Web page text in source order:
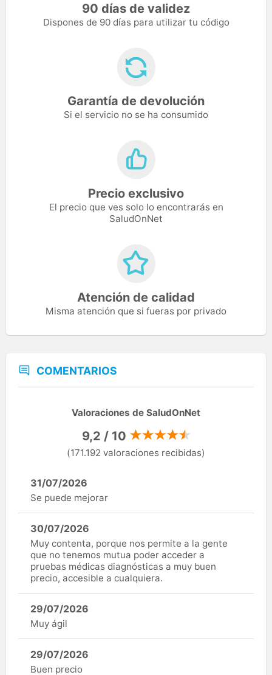
90 días de validez
Dispones de 90 días para utilizar tu código
Garantía de devolución
Si el servicio no se ha consumido
Precio exclusivo
El precio que ves solo lo encontrarás en
SaludOnNet
Atención de calidad
Misma atención que si fueras por privado
COMENTARIOS
Valoraciones de SaludOnNet
9,2 / 10
(171.192 valoraciones recibidas)
31/07/2026
Se puede mejorar
30/07/2026
Muy contenta, porque nos permite a la gente
que no tenemos mutua poder acceder a
pruebas médicas diagnósticas a muy buen
precio, accesible a cualquiera.
29/07/2026
Muy ágil
29/07/2026
Buen precio